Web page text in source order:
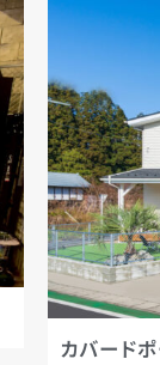
カバード